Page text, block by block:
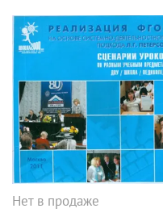
Нет в продаже